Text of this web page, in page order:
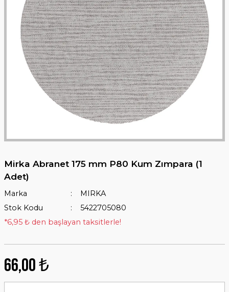
Mirka Abranet 175 mm P80 Kum Zımpara (1
Adet)
Marka
MIRKA
Stok Kodu
5422705080
*6,95 ₺ den başlayan taksitlerle!
66,00 ₺